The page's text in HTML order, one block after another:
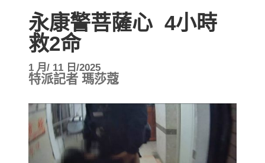
永康警菩薩心 4小時
救2命
1 月/ 11 日/2025
特派記者 瑪莎蔻